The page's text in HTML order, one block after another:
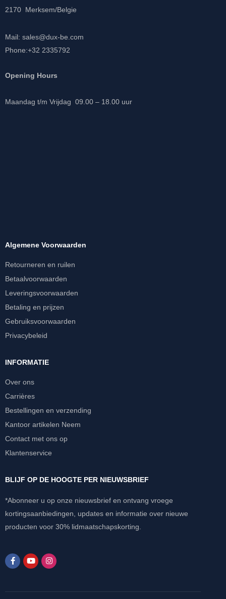
2170 Merksem/Belgie
Mail: sales@dux-be.com
Phone:+32 2335792
Opening Hours
Maandag t/m Vrijdag 09.00 – 18.00 uur
Algemene Voorwaarden
Retourneren en ruilen
Betaalvoorwaarden
Leveringsvoorwaarden
Betaling en prijzen
Gebruiksvoorwaarden
Privacybeleid
INFORMATIE
Over ons
Carrières
Bestellingen en verzending
Kantoor artikelen Neem
Contact met ons op
Klantenservice
BLIJF OP DE HOOGTE PER NIEUWSBRIEF
*Abonneer u op onze nieuwsbrief en ontvang vroege
kortingsaanbiedingen, updates en informatie over nieuwe
producten voor 30% lidmaatschapskorting.